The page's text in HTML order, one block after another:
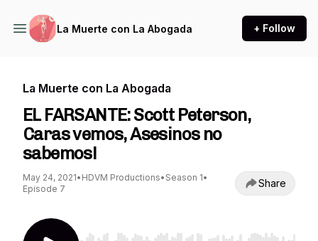
La Muerte con La Abogada + Follow
La Muerte con La Abogada
EL FARSANTE: Scott Peterson,
Caras vemos, Asesinos no
sabemos!
May 24, 2021• HDVM Productions• Season 1•
Episode 7
Share